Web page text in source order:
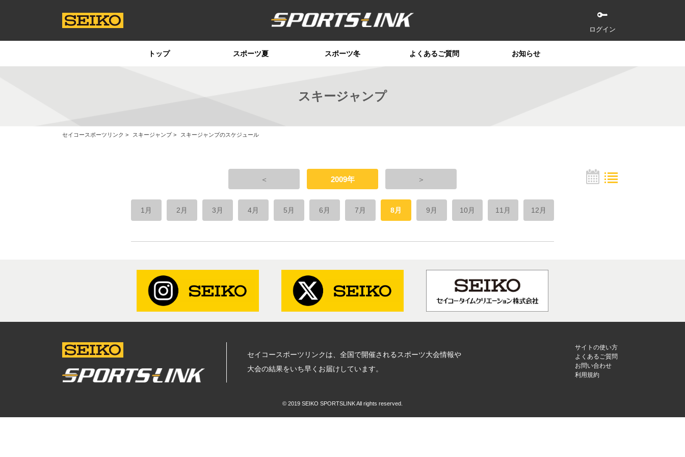
ログイン
トップ スポーツ夏 スポーツ冬 よくあるご質問 お知らせ
スキージャンプ
セイコースポーツリンク スキージャンプ スキージャンプのスケジュール
＜ 2009年 ＞
1月 2月 3月 4月 5月 6月 7月 8月 9月 10月 11月 12月
セイコースポーツリンクは、全国で開催されるスポーツ大会情報や
大会の結果をいち早くお届けしています。
サイトの使い方
よくあるご質問
お問い合わせ
利用規約
© 2019 SEIKO SPORTSLINK All rights reserved.